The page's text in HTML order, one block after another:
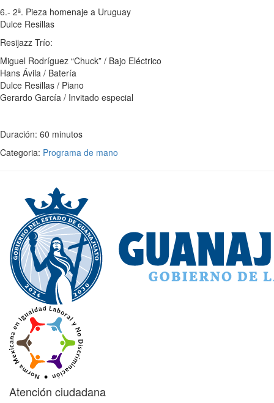
6.- 2ª. Pieza homenaje a Uruguay
Dulce Resillas
Resijazz Trío:
Miguel Rodríguez “Chuck” / Bajo Eléctrico
Hans Ávila / Batería
Dulce Resillas / Piano
Gerardo García / Invitado especial
Duración: 60 minutos
Categoria: Programa de mano
Atención ciudadana